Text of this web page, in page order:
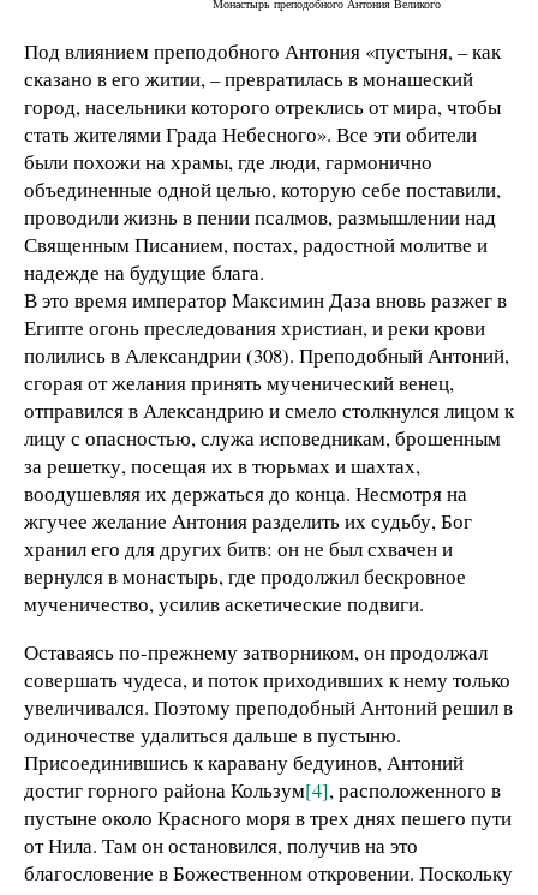
Монастырь преподобного Антония Великого
Под влиянием преподобного Антония «пустыня, – как
сказано в его житии, – превратилась в монашеский
город, насельники которого отреклись от мира, чтобы
стать жителями Града Небесного». Все эти обители
были похожи на храмы, где люди, гармонично
объединенные одной целью, которую себе поставили,
проводили жизнь в пении псалмов, размышлении над
Священным Писанием, постах, радостной молитве и
надежде на будущие блага.
В это время император Максимин Даза вновь разжег в
Египте огонь преследования христиан, и реки крови
полились в Александрии (308). Преподобный Антоний,
сгорая от желания принять мученический венец,
отправился в Александрию и смело столкнулся лицом к
лицу с опасностью, служа исповедникам, брошенным
за решетку, посещая их в тюрьмах и шахтах,
воодушевляя их держаться до конца. Несмотря на
жгучее желание Антония разделить их судьбу, Бог
хранил его для других битв: он не был схвачен и
вернулся в монастырь, где продолжил бескровное
мученичество, усилив аскетические подвиги.
Оставаясь по-прежнему затворником, он продолжал
совершать чудеса, и поток приходивших к нему только
увеличивался. Поэтому преподобный Антоний решил в
одиночестве удалиться дальше в пустыню.
Присоединившись к каравану бедуинов, Антоний
достиг горного района Кользум[4], расположенного в
пустыне около Красного моря в трех днях пешего пути
от Нила. Там он остановился, получив на это
благословение в Божественном откровении. Поскольку